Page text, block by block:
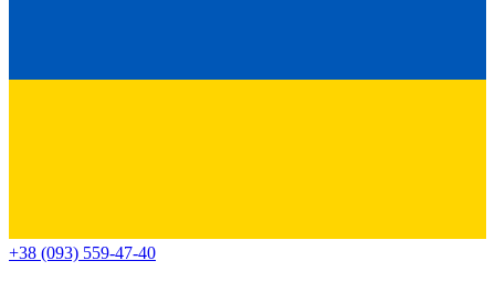
+38 (093) 559-47-40